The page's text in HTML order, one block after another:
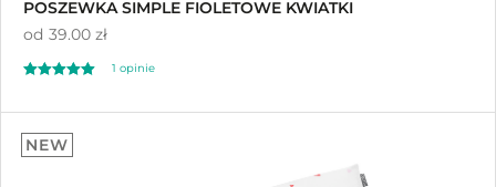
POSZEWKA SIMPLE FIOLETOWE KWIATKI
od 39.00 zł
na 5
1 opinie
NEW